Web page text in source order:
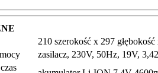
210 szerokość x 297
zasilacz, 230V, 50Hz, 19V,